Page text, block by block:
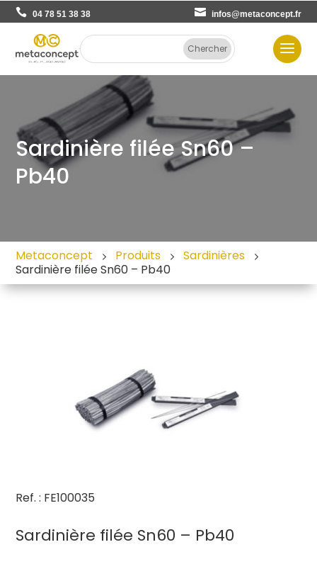
04 78 51 38 38 infos@metaconcept.fr
Sardinière filée Sn60 –
Pb40
Metaconcept Produits
Sardinières
Sardinière filée Sn60 – Pb40
Ref. : FE100035
Sardinière filée Sn60 – Pb40